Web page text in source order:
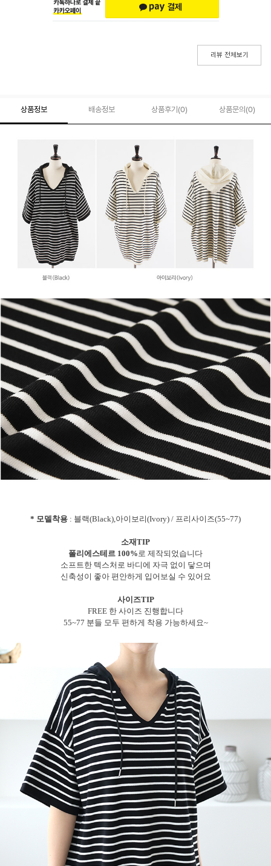
리뷰 전체보기
상품정보 배송정보 상품후기(0) 상품문의 (0)
* 모델착용 : 블랙(Black),아이보리(Ivory) / 프리사이즈(55~77)
소재TIP
폴리에스테르 100%로 제작되었습니다
소프트한 텍스처로 바디에 자극 없이 닿으며
신축성이 좋아 편안하게 입어보실 수 있어요
사이즈TIP
FREE 한 사이즈 진행합니다
55~77 분들 모두 편하게 착용 가능하세요~